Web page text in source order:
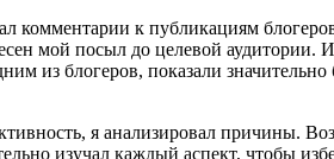
комментарии к публикациям
мой посыл до целевой аудитории.
из блогеров, показали
я анализировал причины.
изучал каждый аспект, чтобы